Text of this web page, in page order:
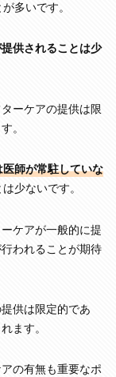
が多いです。
供されることは少
ーケアの提供は限
。
師が常駐していな
少ないです。
ケアが一般的に提
われることが期待
供は限定的であ
ます。
の有無も重要なポ